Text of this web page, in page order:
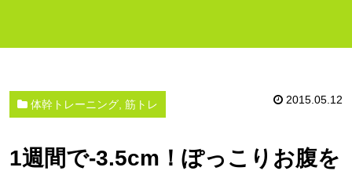
体幹トレーニング, 筋トレ 2015.05.12
1週間で-3.5cm！ぽっこりお腹を